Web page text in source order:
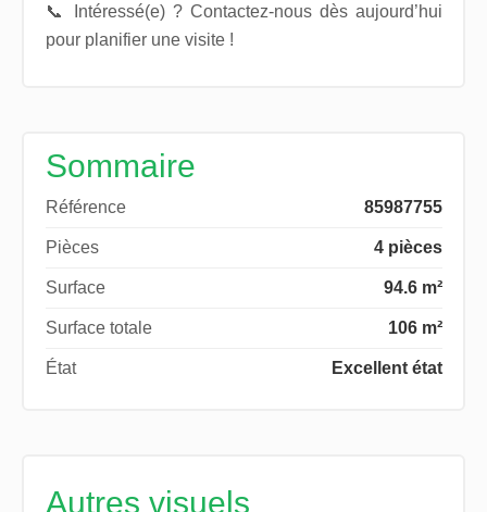
📞 Intéressé(e) ? Contactez-nous dès aujourd’hui
pour planifier une visite !
Sommaire
Référence 85987755
Pièces 4 pièces
Surface 94.6 m²
Surface totale 106 m²
État Excellent état
Autres visuels